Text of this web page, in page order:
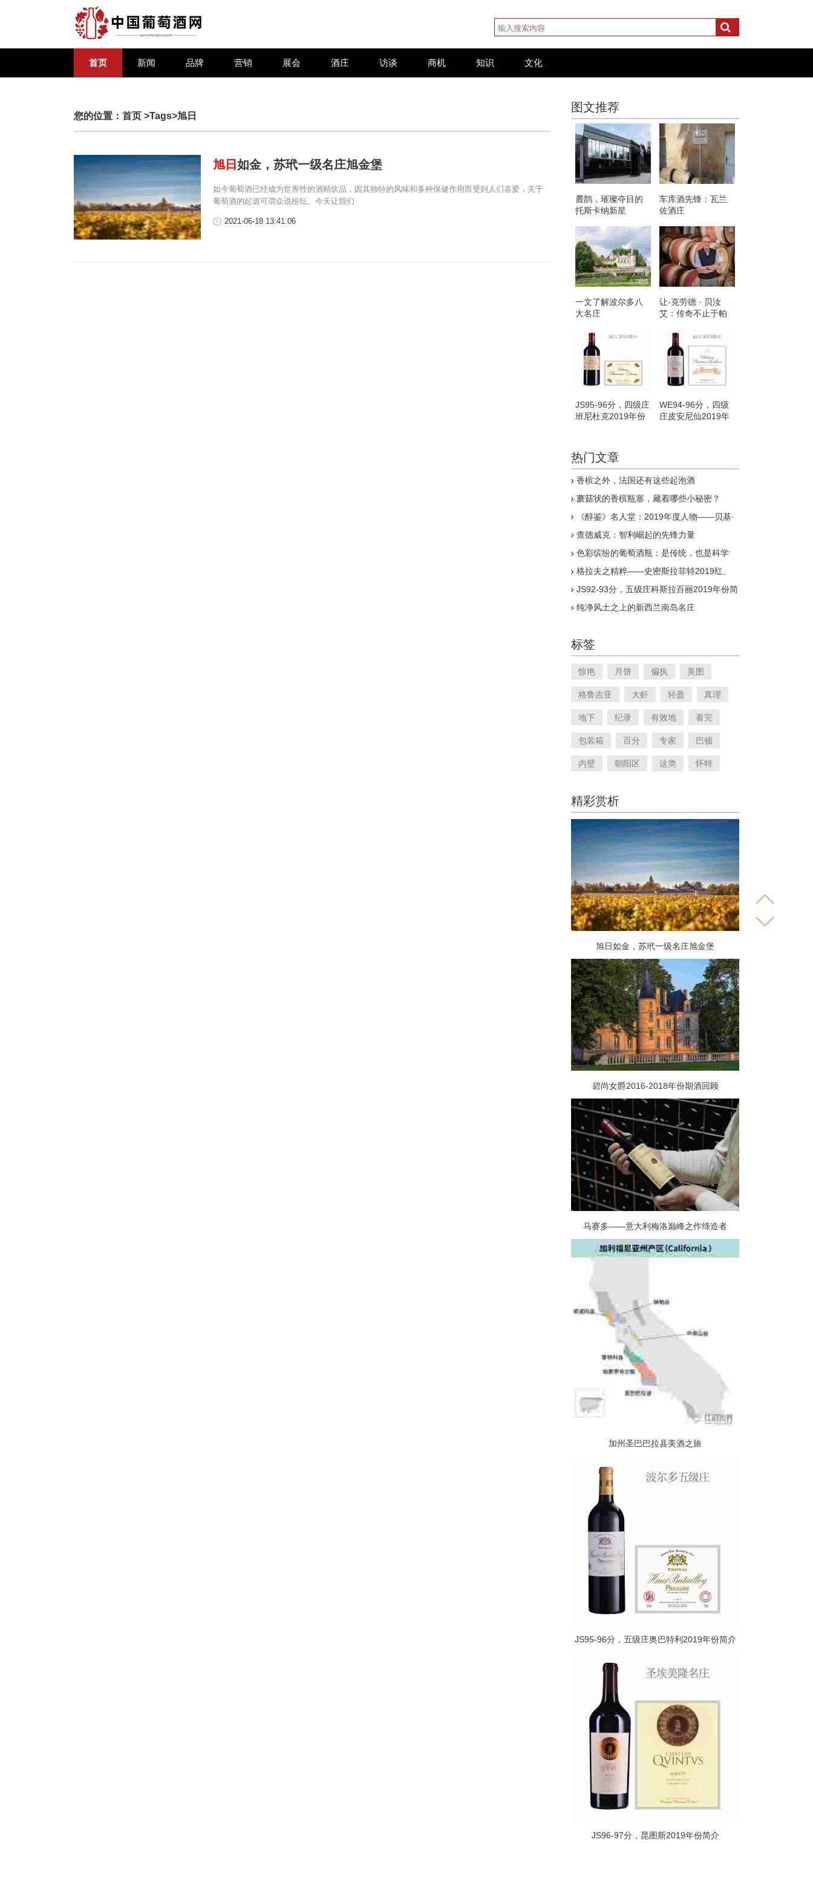
首页 新闻 品牌 营销 展会 酒庄 访谈 商机 知识 文化
您的位置： 首页 >Tags>旭日
旭日 如金，苏玳一级名庄旭金堡
如今葡萄酒已经成为世界性的酒精饮品，因其独特的风味和多种保健作用而受到人们喜爱，关于
葡萄酒的起源可谓众说纷纭。今天让我们
2021-06-18 13:41:06
图文推荐
麓鹊，璀璨夺目的
托斯卡纳新星
车库酒先锋：瓦兰
佐酒庄
一文了解波尔多八
大名庄
让-克劳德 · 贝汝
艾：传奇不止于帕
JS95-96分，四级庄
班尼杜克2019年份
WE94-96分，四级
庄皮安尼仙2019年
热门文章
香槟之外，法国还有这些起泡酒
蘑菇状的香槟瓶塞，藏着哪些小秘密？
《醇鉴》名人堂：2019年度人物——贝基·
查德威克：智利崛起的先锋力量
色彩缤纷的葡萄酒瓶：是传统，也是科学
格拉夫之精粹——史密斯拉菲特2019红、
JS92-93分，五级庄科斯拉百丽2019年份简
纯净风土之上的新西兰南岛名庄
标签
惊艳 月饼 偏执 美图
格鲁吉亚 大虾 轻盈 真理
地下 纪录 有效地 看完
包装箱 百分 专家 巴顿
内壁 朝阳区 这类 怀特
精彩赏析
旭日如金，苏玳一级名庄旭金堡
碧尚女爵2016-2018年份期酒回顾
马赛多——意大利梅洛巅峰之作缔造者
加州圣巴巴拉县美酒之旅
JS95-96分，五级庄奥巴特利2019年份简介
JS96-97分，昆图斯2019年份简介